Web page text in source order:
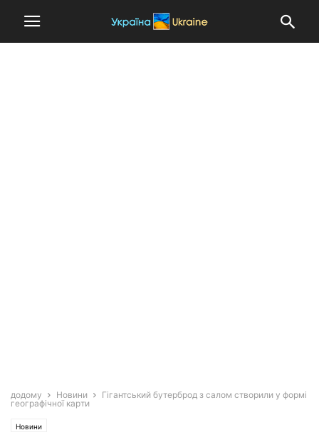
додому Новини
Гігантський бутерброд з салом створили у формі
географічної карти
Новини